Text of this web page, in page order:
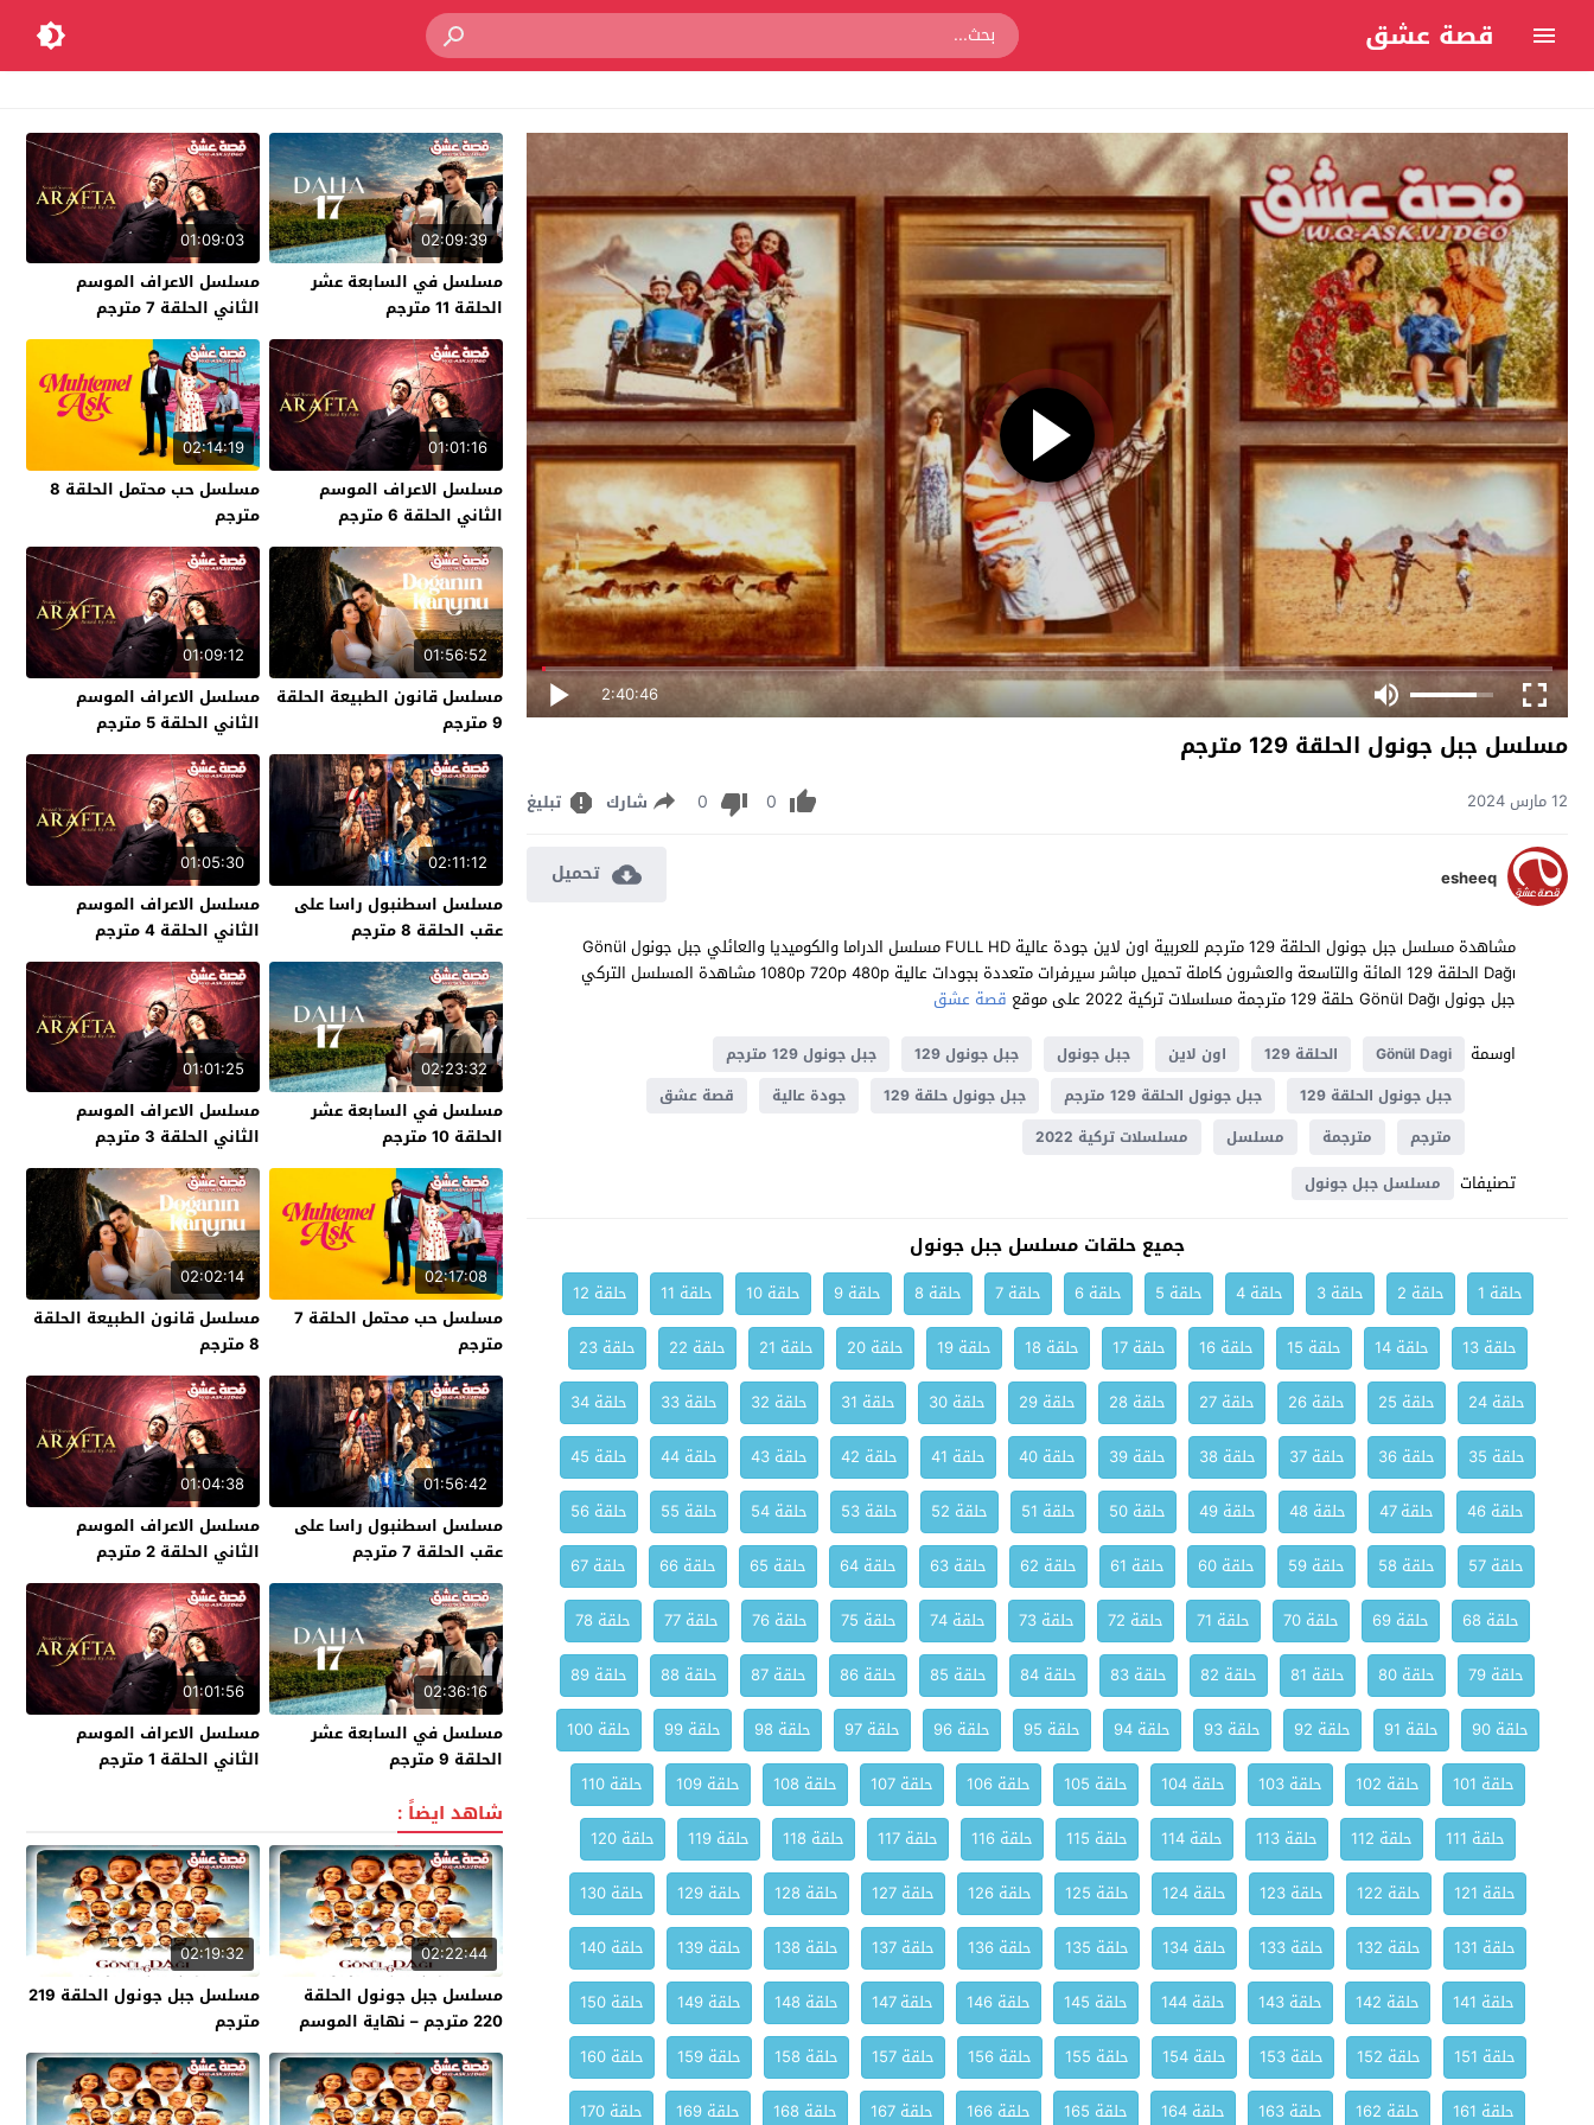
قصة عشق
2:40:46
مسلسل جبل جونول الحلقة 129 مترجم
12 مارس 2024 0
0 شارك تبليغ
esheeq تحميل
مشاهدة مسلسل جبل جونول الحلقة 129 مترجم للعربية اون لاين جودة عالية FULL HD مسلسل الدراما والكوميديا والعائلي جبل جونول Gönül
Dağı الحلقة 129 المائة والتاسعة والعشرون كاملة تحميل مباشر سيرفرات متعددة بجودات عالية 1080p 720p 480p مشاهدة المسلسل التركي
جبل جونول Gönül Dağı حلقة 129 مترجمة مسلسلات تركية 2022 على موقع
قصة عشق
اوسمة
Gönül Dagi الحلقة 129 اون لاين جبل جونول جبل جونول 129
جبل جونول 129 مترجم
جبل جونول الحلقة 129
جبل جونول الحلقة 129 مترجم جبل جونول حلقة 129 جودة عالية
قصة عشق
مترجم
مترجمة مسلسل مسلسلات تركية 2022
تصنيفات مسلسل جبل جونول
جميع حلقات مسلسل جبل جونول
حلقة 1 حلقة 2 حلقة 3 حلقة 4 حلقة 5 حلقة 6 حلقة 7 حلقة 8 حلقة 9 حلقة 10 حلقة 11
حلقة 12
حلقة 13
حلقة 14 حلقة 15 حلقة 16 حلقة 17 حلقة 18 حلقة 19 حلقة 20 حلقة 21 حلقة 22
حلقة 23
حلقة 24
حلقة 25 حلقة 26 حلقة 27 حلقة 28 حلقة 29 حلقة 30 حلقة 31 حلقة 32 حلقة 33
حلقة 34
حلقة 35
حلقة 36 حلقة 37 حلقة 38 حلقة 39 حلقة 40 حلقة 41 حلقة 42 حلقة 43 حلقة 44
حلقة 45
حلقة 46
حلقة 47 حلقة 48 حلقة 49 حلقة 50 حلقة 51 حلقة 52 حلقة 53 حلقة 54 حلقة 55
حلقة 56
حلقة 57
حلقة 58 حلقة 59 حلقة 60 حلقة 61 حلقة 62 حلقة 63 حلقة 64 حلقة 65 حلقة 66
حلقة 67
حلقة 68
حلقة 69 حلقة 70 حلقة 71 حلقة 72 حلقة 73 حلقة 74 حلقة 75 حلقة 76 حلقة 77
حلقة 78
حلقة 79
حلقة 80 حلقة 81 حلقة 82 حلقة 83 حلقة 84 حلقة 85 حلقة 86 حلقة 87 حلقة 88
حلقة 89
حلقة 90
حلقة 91 حلقة 92 حلقة 93 حلقة 94 حلقة 95 حلقة 96 حلقة 97 حلقة 98 حلقة 99
حلقة 100
حلقة 101
حلقة 102 حلقة 103 حلقة 104 حلقة 105 حلقة 106 حلقة 107 حلقة 108 حلقة 109
حلقة 110
حلقة 111
حلقة 112 حلقة 113 حلقة 114 حلقة 115 حلقة 116 حلقة 117 حلقة 118 حلقة 119
حلقة 120
حلقة 121
حلقة 122 حلقة 123 حلقة 124 حلقة 125 حلقة 126 حلقة 127 حلقة 128 حلقة 129
حلقة 130
حلقة 131
حلقة 132 حلقة 133 حلقة 134 حلقة 135 حلقة 136 حلقة 137 حلقة 138 حلقة 139
حلقة 140
حلقة 141
حلقة 142 حلقة 143 حلقة 144 حلقة 145 حلقة 146 حلقة 147 حلقة 148 حلقة 149
حلقة 150
حلقة 151
حلقة 152 حلقة 153 حلقة 154 حلقة 155 حلقة 156 حلقة 157 حلقة 158 حلقة 159
حلقة 160
حلقة 161
حلقة 162 حلقة 163 حلقة 164 حلقة 165 حلقة 166 حلقة 167 حلقة 168 حلقة 169 حلقة 170
02:09:39
مسلسل في السابعة عشر
الحلقة 11 مترجم
01:09:03
مسلسل الاعراف الموسم
الثاني الحلقة 7 مترجم
01:01:16
مسلسل الاعراف الموسم
الثاني الحلقة 6 مترجم
02:14:19
مسلسل حب محتمل الحلقة 8
مترجم
01:56:52
مسلسل قانون الطبيعة الحلقة
9 مترجم
01:09:12
مسلسل الاعراف الموسم
الثاني الحلقة 5 مترجم
02:11:12
مسلسل اسطنبول راسا على
عقب الحلقة 8 مترجم
01:05:30
مسلسل الاعراف الموسم
الثاني الحلقة 4 مترجم
02:23:32
مسلسل في السابعة عشر
الحلقة 10 مترجم
01:01:25
مسلسل الاعراف الموسم
الثاني الحلقة 3 مترجم
02:17:08
مسلسل حب محتمل الحلقة 7
مترجم
02:02:14
مسلسل قانون الطبيعة الحلقة
8 مترجم
01:56:42
مسلسل اسطنبول راسا على
عقب الحلقة 7 مترجم
01:04:38
مسلسل الاعراف الموسم
الثاني الحلقة 2 مترجم
02:36:16
مسلسل في السابعة عشر
الحلقة 9 مترجم
01:01:56
مسلسل الاعراف الموسم
الثاني الحلقة 1 مترجم
شاهد ايضاً :
02:22:44
مسلسل جبل جونول الحلقة
220 مترجم – نهاية الموسم
02:19:32
مسلسل جبل جونول الحلقة 219
مترجم